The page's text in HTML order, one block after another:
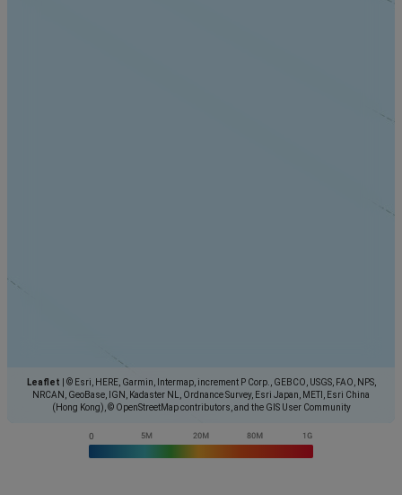
Leaflet
© Esri, HERE, Garmin, Intermap, increment P Corp., GEBCO, USGS, FAO, NPS,
NRCAN, GeoBase, IGN, Kadaster NL, Ordnance Survey, Esri Japan, METI, Esri China
(Hong Kong), © OpenStreetMap contributors, and the GIS User Community